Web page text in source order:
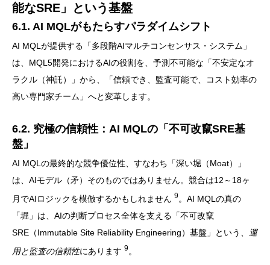
能なSRE」という基盤
6.1. AI MQLがもたらすパラダイムシフト
AI MQLが提供する「多段階AIマルチコンセンサス・システム」
は、MQL5開発におけるAIの役割を、予測不可能な「不安定なオ
ラクル（神託）」から、「信頼でき、監査可能で、コスト効率の
高い専門家チーム」へと変革します。
6.2. 究極の信頼性：AI MQLの「不可改竄SRE基
盤」
AI MQLの最終的な競争優位性、すなわち「深い堀（Moat）」
は、AIモデル（矛）そのものではありません。競合は12～18ヶ
月でAIロジックを模倣するかもしれません 9。AI MQLの真の
「堀」は、AIの判断プロセス全体を支える「不可改竄
SRE（Immutable Site Reliability Engineering）基盤」という、
運
用と監査の信頼性にあります 9。